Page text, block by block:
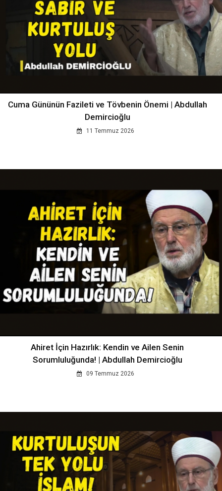
Cuma Gününün Fazileti ve Tövbenin Önemi | Abdullah
Demircioğlu
11 Temmuz 2026
Ahiret İçin Hazırlık: Kendin ve Ailen Senin
Sorumluluğunda! | Abdullah Demircioğlu
09 Temmuz 2026